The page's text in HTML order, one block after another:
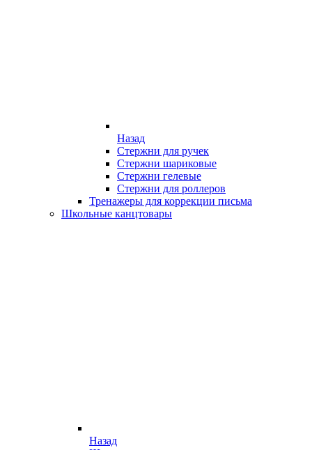
Назад
Стержни для ручек
Стержни шариковые
Стержни гелевые
Стержни для роллеров
Тренажеры для коррекции письма
Школьные канцтовары
Назад